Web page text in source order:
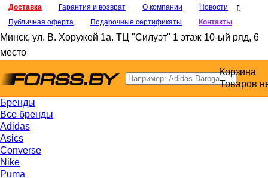
Доставка Гарантия и возврат О компании
Новости
Публичная оферта
Подарочные сертификаты Контакты
г.
Минск, ул. В. Хоружей 1а. ТЦ "Силуэт" 1 этаж 10-ый ряд, 6
место
Корзина
Товаров
Бренды
Все бренды
Adidas
Asics
Converse
Nike
Puma